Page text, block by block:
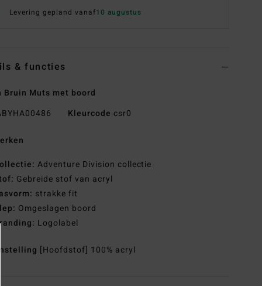
Levering gepland vanaf10 augustus
& functies
Bruin Muts met boord
Kleurcode csr0
Adventure Division collectie
Gebreide stof van acryl
strakke fit
Omgeslagen boord
Logolabel
[Hoofdstof] 100% acryl